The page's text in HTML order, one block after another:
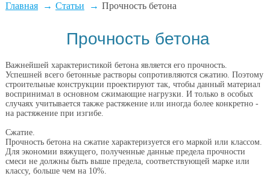
Главная Статьи Прочность бетона
Прочность бетона
Важнейшей характеристикой бетона является его прочность.
Успешней всего бетонные растворы сопротивляются сжатию. Поэтому
строительные конструкции проектируют так, чтобы данный материал
воспринимал в основном сжимающие нагрузки. И только в особых
случаях учитывается также растяжение или иногда более конкретно -
на растяжение при изгибе.
Cжатие.
Прочность бетона на сжатие характеризуется его маркой или классом.
Для экономии вяжущего, полученные данные предела прочности
смеси не должны быть выше предела, соответствующей марке или
классу, больше чем на 10%.